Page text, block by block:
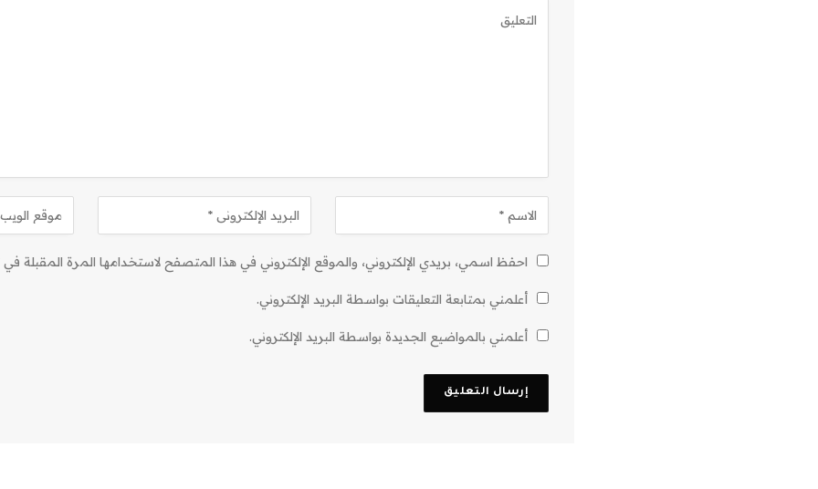
احفظ اسمي، بريدي الإلكتروني، والموقع الإلكتروني في هذا المتصفح لاستخدامها المرة المقبلة في
أعلمني بمتابعة التعليقات بواسطة البريد الإلكتروني.
أعلمني بالمواضيع الجديدة بواسطة البريد الإلكتروني.